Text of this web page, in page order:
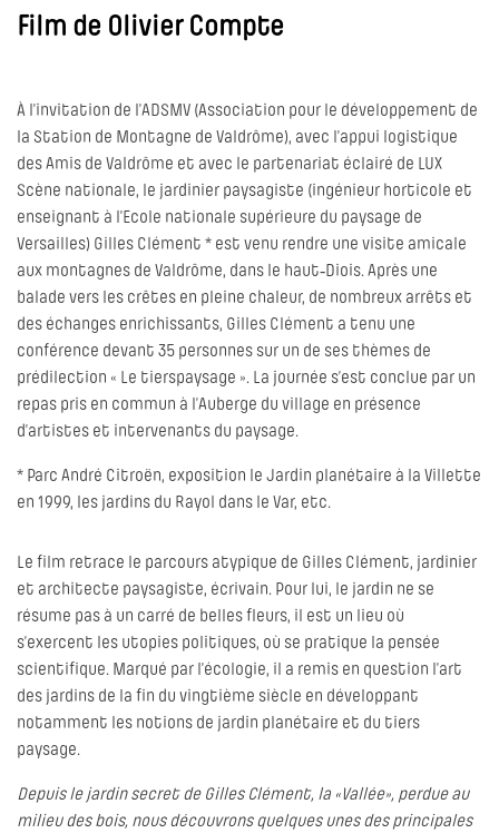
Film de Olivier Compte
À l’invitation de l’ADSMV (Association pour le développement de
la Station de Montagne de Valdrôme), avec l’appui logistique
des Amis de Valdrôme et avec le partenariat éclairé de LUX
Scène nationale, le jardinier paysagiste (ingénieur horticole et
enseignant à l’Ecole nationale supérieure du paysage de
Versailles) Gilles Clément * est venu rendre une visite amicale
aux montagnes de Valdrôme, dans le haut‐Diois. Après une
balade vers les crêtes en pleine chaleur, de nombreux arrêts et
des échanges enrichissants, Gilles Clément a tenu une
conférence devant 35 personnes sur un de ses thèmes de
prédilection « Le tierspaysage ». La journée s’est conclue par un
repas pris en commun à l’Auberge du village en présence
d’artistes et intervenants du paysage.
* Parc André Citroën, exposition le Jardin planétaire à la Villette
en 1999, les jardins du Rayol dans le Var, etc.
Le film retrace le parcours atypique de Gilles Clément, jardinier
et architecte paysagiste, écrivain. Pour lui, le jardin ne se
résume pas à un carré de belles fleurs, il est un lieu où
s’exercent les utopies politiques, où se pratique la pensée
scientifique. Marqué par l’écologie, il a remis en question l’art
des jardins de la fin du vingtième siècle en développant
notamment les notions de jardin planétaire et du tiers
paysage.
Depuis le jardin secret de Gilles Clément, la «Vallée», perdue au
milieu des bois, nous découvrons quelques unes des principales